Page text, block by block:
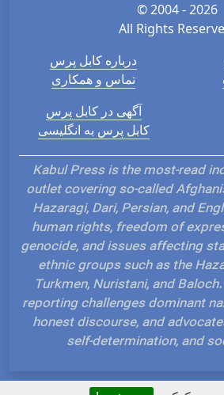
© 2004 - 2026
All Rights
درباره کابل پرس
تماس و همکاری
آگهی در کابل پرس
کابل پرس به انگلیسی
Kabul Press is the most-read
outlet covering so-called
Hazaragi, Dari, Persian, and
human rights, freedom of
genocide, and issues affecting
ethnic groups such as the
Turkmen, Nuristani, and
reporting challenges dominant
honest discourse, and
self-determination, and